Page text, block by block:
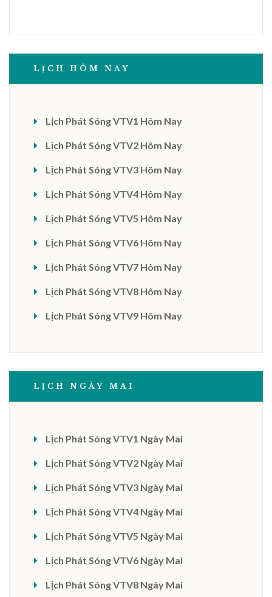
LỊCH HÔM NAY
Lịch Phát Sóng VTV1 Hôm Nay
Lịch Phát Sóng VTV2 Hôm Nay
Lịch Phát Sóng VTV3 Hôm Nay
Lịch Phát Sóng VTV4 Hôm Nay
Lịch Phát Sóng VTV5 Hôm Nay
Lịch Phát Sóng VTV6 Hôm Nay
Lịch Phát Sóng VTV7 Hôm Nay
Lịch Phát Sóng VTV8 Hôm Nay
Lịch Phát Sóng VTV9 Hôm Nay
LỊCH NGÀY MAI
Lịch Phát Sóng VTV1 Ngày Mai
Lịch Phát Sóng VTV2 Ngày Mai
Lịch Phát Sóng VTV3 Ngày Mai
Lịch Phát Sóng VTV4 Ngày Mai
Lịch Phát Sóng VTV5 Ngày Mai
Lịch Phát Sóng VTV6 Ngày Mai
Lịch Phát Sóng VTV8 Ngày Mai